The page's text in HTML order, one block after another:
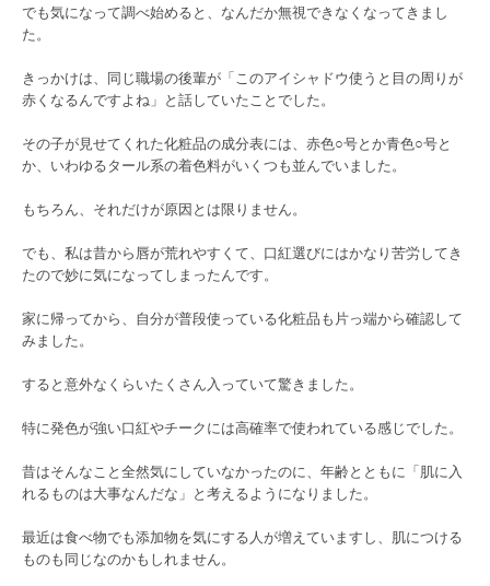
でも気になって調べ始めると、なんだか無視できなくなってきまし
た。
きっかけは、同じ職場の後輩が「このアイシャドウ使うと目の周りが
赤くなるんですよね」と話していたことでした。
その子が見せてくれた化粧品の成分表には、赤色○号とか青色○号と
か、いわゆるタール系の着色料がいくつも並んでいました。
もちろん、それだけが原因とは限りません。
でも、私は昔から唇が荒れやすくて、口紅選びにはかなり苦労してき
たので妙に気になってしまったんです。
家に帰ってから、自分が普段使っている化粧品も片っ端から確認して
みました。
すると意外なくらいたくさん入っていて驚きました。
特に発色が強い口紅やチークには高確率で使われている感じでした。
昔はそんなこと全然気にしていなかったのに、年齢とともに「肌に入
れるものは大事なんだな」と考えるようになりました。
最近は食べ物でも添加物を気にする人が増えていますし、肌につける
ものも同じなのかもしれません。